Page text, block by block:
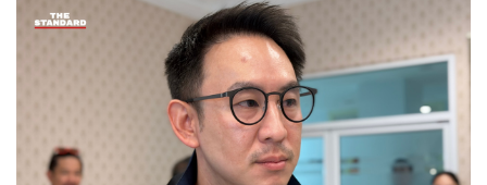
คณะกรรมาธิการงบประมาณปี 2570 เพื่อปรับลดงบประมาณ
ในส่วนที่ทับซ้อนกัน
แนะอนุทินเข้าสภาฯ ให้บ่อยจะได้จำ สส. ได้